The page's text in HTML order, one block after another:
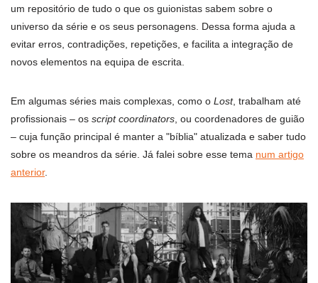
um repositório de tudo o que os guionistas sabem sobre o
universo da série e os seus personagens. Dessa forma ajuda a
evitar erros, contradições, repetições, e facilita a integração de
novos elementos na equipa de escrita.
Em algumas séries mais complexas, como o Lost, trabalham até
profissionais – os script coordinators , ou coordenadores de guião
– cuja função principal é manter a "bíblia" atualizada e saber tudo
sobre os meandros da série. Já falei sobre esse tema num artigo
anterior.